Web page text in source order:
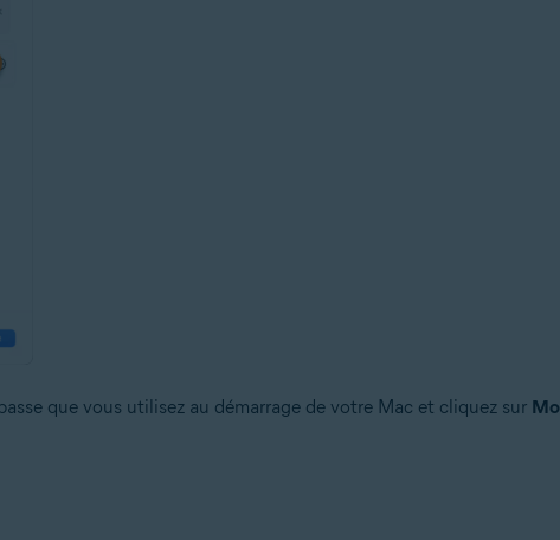
que vous utilisez au démarrage de votre Mac et cliquez sur